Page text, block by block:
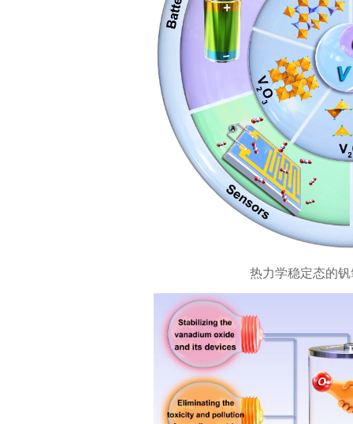
热力学稳定态的